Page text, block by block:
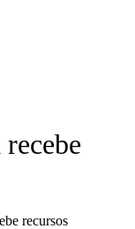
recursos